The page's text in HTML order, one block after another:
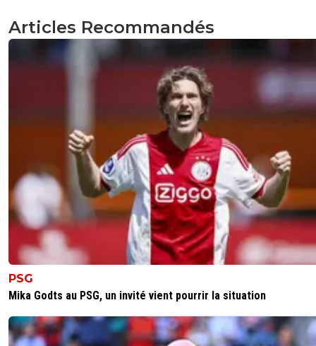
fanch-ol
C est clair. Et ceux qui critiquent n ont même pas
un jour de coacher une des équipes de leur
ou ville. Pourtant dès le coaching de jeunes ont
comprend beaucoup beaucoup de chose dont les
limites du coaching.
0+ Répondre
balibalo-343 22 avril 2024 à 17:44 +0
Non c'est pas vrai ça.Là il faut admettre que
tenté un coup de poker qui n'a pas du tout
fonctionné.On a le droit d'être d'être déçu qu'il
vraiment joué le match avec les qualité qu'il travail
depuis X match.On aurait du s'appuyer sur un bloc
marquer.C'est dommage je pense que ça aurait
plus serré et a ce titre c'est normal d'être
on perd dans un match plus équilibré je pense
pas autant de critique.
Articles Recommandés
PSG
Mika Godts au PSG, un invité vient pourrir la situation